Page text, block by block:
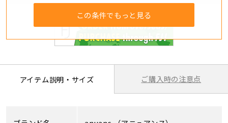
この条件でもっと見る
アイテム説明・サイズ ご購入時の注意点